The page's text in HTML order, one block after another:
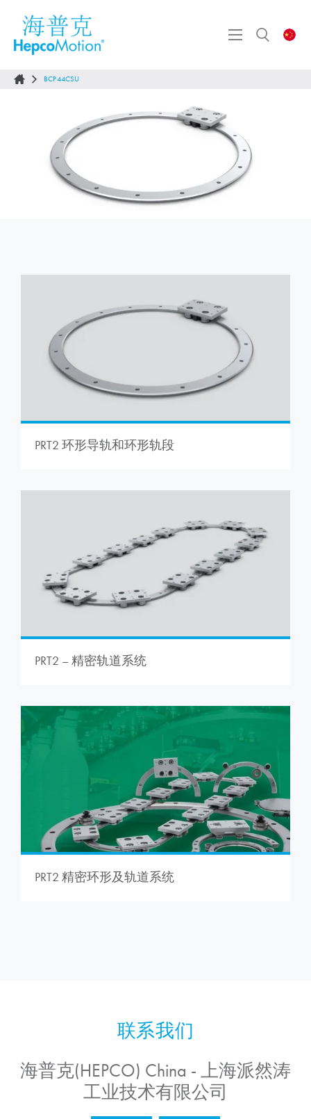
BCP44CSU
PRT2 环形导轨和环形轨段
PRT2 – 精密轨道系统
PRT2 精密环形及轨道系统
海普克(HEPCO) China - 上海派然涛
工业技术有限公司